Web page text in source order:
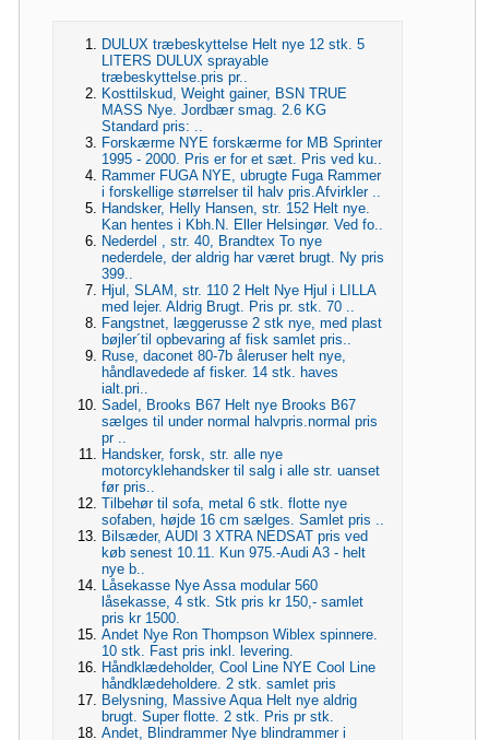
DULUX træbeskyttelse Helt nye 12 stk. 5
LITERS DULUX sprayable
træbeskyttelse.pris pr..
Kosttilskud, Weight gainer, BSN TRUE
MASS Nye. Jordbær smag. 2.6 KG
Standard pris: ..
Forskærme NYE forskærme for MB Sprinter
1995 - 2000. Pris er for et sæt. Pris ved ku..
Rammer FUGA NYE, ubrugte Fuga Rammer
i forskellige størrelser til halv pris.Afvirkler ..
Handsker, Helly Hansen, str. 152 Helt nye.
Kan hentes i Kbh.N. Eller Helsingør. Ved fo..
Nederdel , str. 40, Brandtex To nye
nederdele, der aldrig har været brugt. Ny pris
399..
Hjul, SLAM, str. 110 2 Helt Nye Hjul i LILLA
med lejer. Aldrig Brugt. Pris pr. stk. 70 ..
Fangstnet, læggerusse 2 stk nye, med plast
bøjler´til opbevaring af fisk samlet pris..
Ruse, daconet 80-7b åleruser helt nye,
håndlavedede af fisker. 14 stk. haves
ialt.pri..
Sadel, Brooks B67 Helt nye Brooks B67
sælges til under normal halvpris.normal pris
pr ..
Handsker, forsk, str. alle nye
motorcyklehandsker til salg i alle str. uanset
før pris..
Tilbehør til sofa, metal 6 stk. flotte nye
sofaben, højde 16 cm sælges. Samlet pris ..
Bilsæder, AUDI 3 XTRA NEDSAT pris ved
køb senest 10.11. Kun 975.-Audi A3 - helt
nye b..
Låsekasse Nye Assa modular 560
låsekasse, 4 stk. Stk pris kr 150,- samlet
pris kr 1500.
Andet Nye Ron Thompson Wiblex spinnere.
10 stk. Fast pris inkl. levering.
Håndklædeholder, Cool Line NYE Cool Line
håndklædeholdere. 2 stk. samlet pris
Belysning, Massive Aqua Helt nye aldrig
brugt. Super flotte. 2 stk. Pris pr stk.
Andet, Blindrammer Nye blindrammer i